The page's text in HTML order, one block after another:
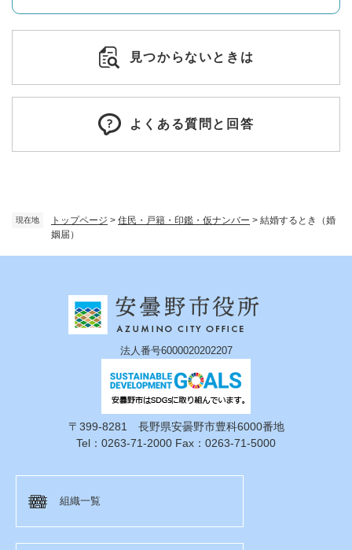
現在地 トップページ > 住民・戸籍・印鑑・仮ナンバー > 結婚するとき（婚
姻届）
見つからないときは
よくある質問と回答
法人番号6000020202207
〒399-8281 長野県安曇野市豊科6000番地
Tel：0263-71-2000 Fax：0263-71-5000
組織一覧